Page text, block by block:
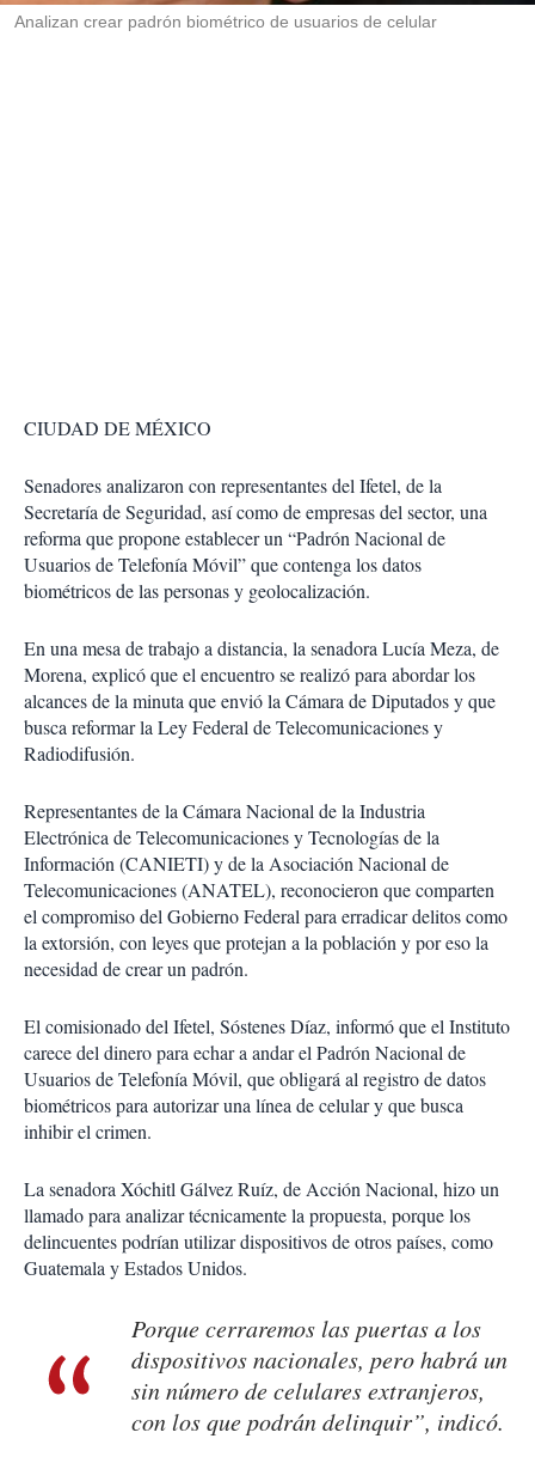
Analizan crear padrón biométrico de usuarios de celular
CIUDAD DE MÉXICO
Senadores analizaron con representantes del Ifetel, de la
Secretaría de Seguridad, así como de empresas del sector, una
reforma que propone establecer un “Padrón Nacional de
Usuarios de Telefonía Móvil” que contenga los datos
biométricos de las personas y geolocalización.
En una mesa de trabajo a distancia, la senadora Lucía Meza, de
Morena, explicó que el encuentro se realizó para abordar los
alcances de la minuta que envió la Cámara de Diputados y que
busca reformar la Ley Federal de Telecomunicaciones y
Radiodifusión.
Representantes de la Cámara Nacional de la Industria
Electrónica de Telecomunicaciones y Tecnologías de la
Información (CANIETI) y de la Asociación Nacional de
Telecomunicaciones (ANATEL), reconocieron que comparten
el compromiso del Gobierno Federal para erradicar delitos como
la extorsión, con leyes que protejan a la población y por eso la
necesidad de crear un padrón.
El comisionado del Ifetel, Sóstenes Díaz, informó que el Instituto
carece del dinero para echar a andar el Padrón Nacional de
Usuarios de Telefonía Móvil, que obligará al registro de datos
biométricos para autorizar una línea de celular y que busca
inhibir el crimen.
La senadora Xóchitl Gálvez Ruíz, de Acción Nacional, hizo un
llamado para analizar técnicamente la propuesta, porque los
delincuentes podrían utilizar dispositivos de otros países, como
Guatemala y Estados Unidos.
Porque cerraremos las puertas a los
dispositivos nacionales, pero habrá un
sin número de celulares extranjeros,
con los que podrán delinquir”, indicó.